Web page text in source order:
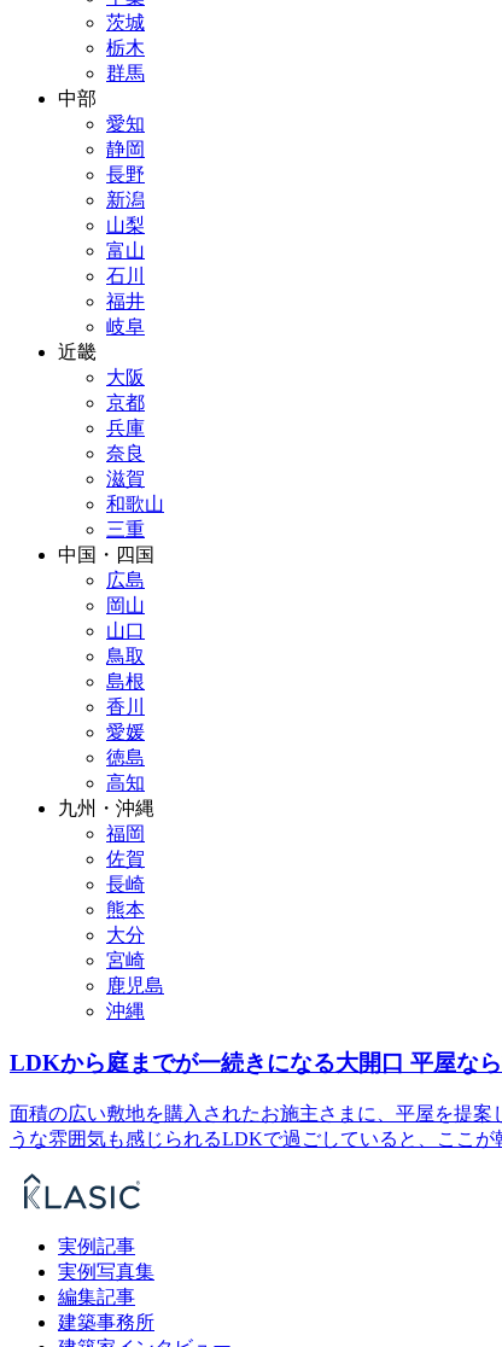
茨城
栃木
群馬
中部
愛知
静岡
長野
新潟
山梨
富山
石川
福井
岐阜
近畿
大阪
京都
兵庫
奈良
滋賀
和歌山
三重
中国・四国
広島
岡山
山口
鳥取
島根
香川
愛媛
徳島
高知
九州・沖縄
福岡
佐賀
長崎
熊本
大分
宮崎
鹿児島
沖縄
LDKから庭までが一続きになる大開口 平屋な
面積の広い敷地を購入されたお施主さまに、平屋を提
うな雰囲気も感じられるLDKで過ごしていると、ここ
実例記事
実例写真集
編集記事
建築事務所